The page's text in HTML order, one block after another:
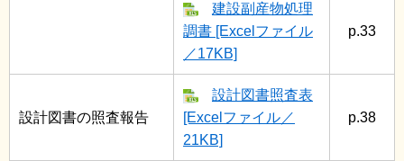
建設副産物処理
調書 [Excelファイル
／17KB]
p.33
設計図書の照査報告
設計図書照査表
[Excelファイル／
21KB]
p.38